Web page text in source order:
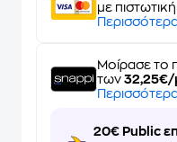
με
Μοίρασε το
των 32,25€/
20€ Public